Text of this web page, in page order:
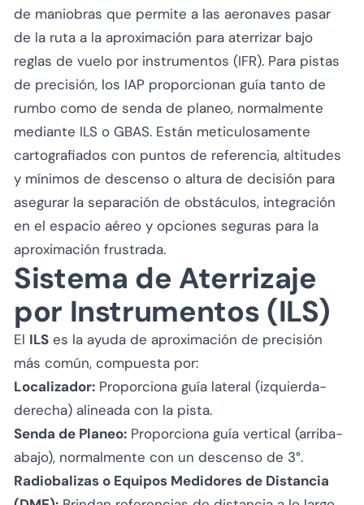
de maniobras que permite a las aeronaves pasar
de la ruta a la aproximación para aterrizar bajo
reglas de vuelo por instrumentos (IFR). Para pistas
de precisión, los IAP proporcionan guía tanto de
rumbo como de senda de planeo, normalmente
mediante ILS o GBAS. Están meticulosamente
cartografiados con puntos de referencia, altitudes
y mínimos de descenso o altura de decisión para
asegurar la separación de obstáculos, integración
en el espacio aéreo y opciones seguras para la
aproximación frustrada.
Sistema de Aterrizaje
por Instrumentos (ILS)
El ILS es la ayuda de aproximación de precisión
más común, compuesta por:
Localizador: Proporciona guía lateral (izquierda-
derecha) alineada con la pista.
Senda de Planeo: Proporciona guía vertical (arriba-
abajo), normalmente con un descenso de 3°.
Radiobalizas o Equipos Medidores de Distancia